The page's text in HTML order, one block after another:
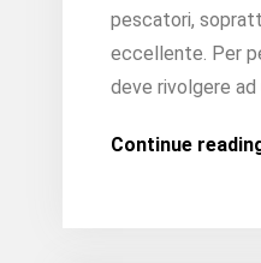
pescatori,
eccellente. Per
deve rivolgere ad
Continue